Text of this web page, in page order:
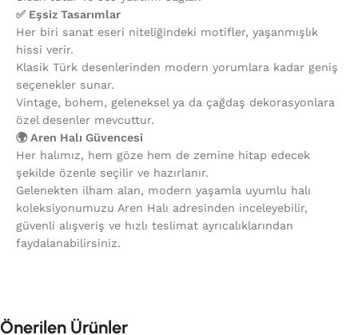
✅ Eşsiz Tasarımlar
Her biri sanat eseri niteliğindeki motifler, yaşanmışlık
hissi verir.
Klasik Türk desenlerinden modern yorumlara kadar geniş
seçenekler sunar.
Vintage, bohem, geleneksel ya da çağdaş dekorasyonlara
özel desenler mevcuttur.
🌍 Aren Halı Güvencesi
Her halımız, hem göze hem de zemine hitap edecek
şekilde özenle seçilir ve hazırlanır.
Gelenekten ilham alan, modern yaşamla uyumlu halı
koleksiyonumuzu Aren Halı adresinden inceleyebilir,
güvenli alışveriş ve hızlı teslimat ayrıcalıklarından
faydalanabilirsiniz.
Önerilen Ürünler